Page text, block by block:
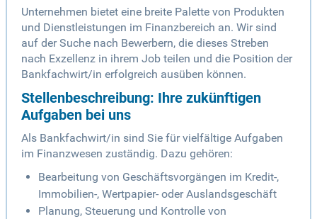
Unternehmen bietet eine breite Palette von Produkten
und Dienstleistungen im Finanzbereich an. Wir sind
auf der Suche nach Bewerbern, die dieses Streben
nach Exzellenz in ihrem Job teilen und die Position der
Bankfachwirt/in erfolgreich ausüben können.
Stellenbeschreibung: Ihre zukünftigen
Aufgaben bei uns
Als Bankfachwirt/in sind Sie für vielfältige Aufgaben
im Finanzwesen zuständig. Dazu gehören:
Bearbeitung von Geschäftsvorgängen im Kredit-,
Immobilien-, Wertpapier- oder Auslandsgeschäft
Planung, Steuerung und Kontrolle von